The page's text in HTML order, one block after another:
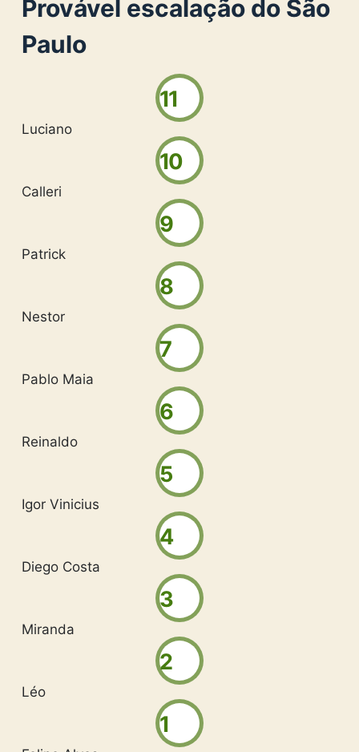
Provável escalação do São
Paulo
11
Luciano
10
Calleri
9
Patrick
8
Nestor
7
Pablo Maia
6
Reinaldo
5
Igor Vinicius
4
Diego Costa
3
Miranda
2
Léo
1